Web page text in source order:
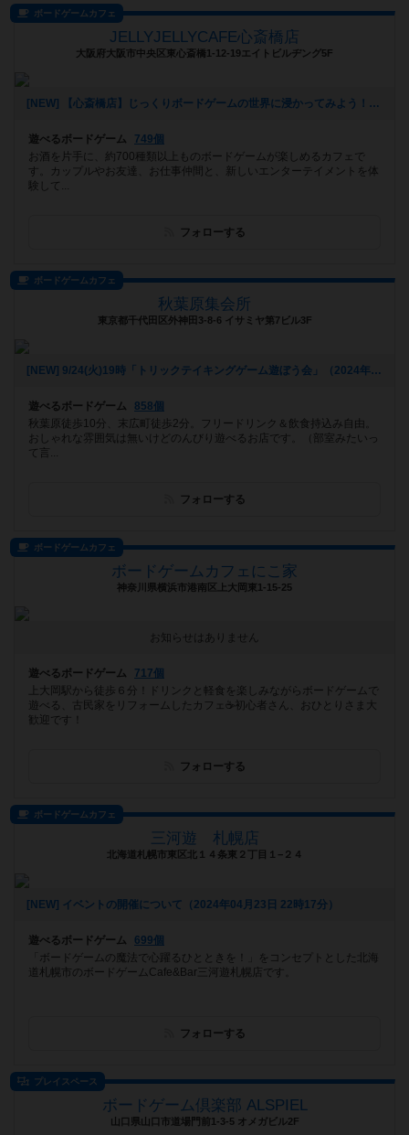
ボードゲームカフェ
JELLYJELLYCAFE心斎橋店
大阪府大阪市中央区東心斎橋1-12-19エイトビルヂング5F
[NEW] 【心斎橋店】じっくりボードゲームの世界に浸かってみよう！平日重ゲー会【テラフォーミング・マーズ】（2024年08月28日 13時22分）
遊べるボードゲーム
749個
お酒を片手に、約700種類以上ものボードゲームが楽しめるカフェで
す。カップルやお友達、お仕事仲間と、新しいエンターテイメントを体
験して...
フォローする
ボードゲームカフェ
秋葉原集会所
東京都千代田区外神田3-8-6 イサミヤ第7ビル3F
[NEW] 9/24(火)19時「トリックテイキングゲーム遊ぼう会」（2024年08月26日 17時22分）
遊べるボードゲーム
858個
秋葉原徒歩10分、末広町徒歩2分。フリードリンク＆飲食持込み自由。
おしゃれな雰囲気は無いけどのんびり遊べるお店です。（部室みたいっ
て言...
フォローする
ボードゲームカフェ
ボードゲームカフェにこ家
神奈川県横浜市港南区上大岡東1-15-25
お知らせはありません
遊べるボードゲーム
717個
上大岡駅から徒歩６分！ドリンクと軽食を楽しみながらボードゲームで
遊べる、古民家をリフォームしたカフェ☕️初心者さん、おひとりさま大
歓迎です！
フォローする
ボードゲームカフェ
三河遊 札幌店
北海道札幌市東区北１４条東２丁目１−２４
[NEW] イベントの開催について（2024年04月23日 22時17分）
遊べるボードゲーム
699個
「ボードゲームの魔法で心躍るひとときを！」をコンセプトとした北海
道札幌市のボードゲームCafe&Bar三河遊札幌店です。
フォローする
プレイスペース
ボードゲーム倶楽部 ALSPIEL
山口県山口市道場門前1-3-5 オメガビル2F